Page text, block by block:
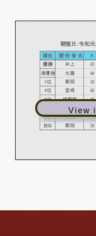
View
順位 競 技 者 名 K
優勝
井上 43
準優勝
水藤 44
3位
栗岡 38
4位
宮﨑 42
5位
伊勢家 46
若宮 45
ＢＢ
西田 48
ＢＧ
栗岡 38
開催日：令和